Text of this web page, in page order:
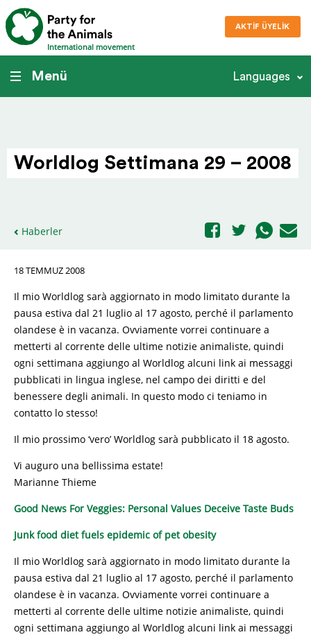
International movement
AKTIF ÜYELIK
Menü Languages
Worldlog Settimana 29 – 2008
Haberler
18 TEMMUZ 2008
Il mio Worldlog sarà aggiornato in modo limitato durante la
pausa estiva dal 21 luglio al 17 agosto, perché il parlamento
olandese è in vacanza. Ovviamente vorrei continuare a
metterti al corrente delle ultime notizie animaliste, quindi
ogni settimana aggiungo al Worldlog alcuni link ai messaggi
pubblicati in lingua inglese, nel campo dei diritti e del
benessere degli animali. In questo modo ci teniamo in
contatto lo stesso!
Il mio prossimo ‘vero’ Worldlog sarà pubblicato il 18 agosto.
Vi auguro una bellissima estate!
Marianne Thieme
Good News For Veggies: Personal Values Deceive Taste Buds
Junk food diet fuels epidemic of pet obesity
Il mio Worldlog sarà aggiornato in modo limitato durante la
pausa estiva dal 21 luglio al 17 agosto, perché il parlamento
olandese è in vacanza. Ovviamente vorrei continuare a
metterti al corrente delle ultime notizie animaliste, quindi
ogni settimana aggiungo al Worldlog alcuni link ai messaggi